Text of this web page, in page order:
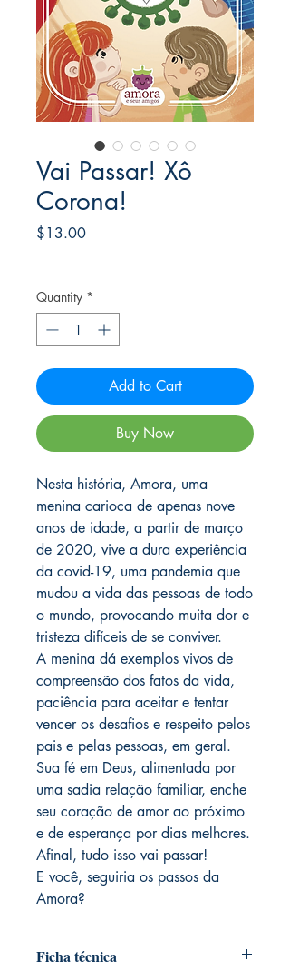
Vai Passar! Xô
Corona!
$13.00Price
Quantity *
Add to Cart
Buy Now
Nesta história, Amora, uma
menina carioca de apenas nove
anos de idade, a partir de março
de 2020, vive a dura experiência
da covid-19, uma pandemia que
mudou a vida das pessoas de todo
o mundo, provocando muita dor e
tristeza difíceis de se conviver.
A menina dá exemplos vivos de
compreensão dos fatos da vida,
paciência para aceitar e tentar
vencer os desafios e respeito pelos
pais e pelas pessoas, em geral.
Sua fé em Deus, alimentada por
uma sadia relação familiar, enche
seu coração de amor ao próximo
e de esperança por dias melhores.
Afinal, tudo isso vai passar!
E você, seguiria os passos da
Amora?
Ficha técnica